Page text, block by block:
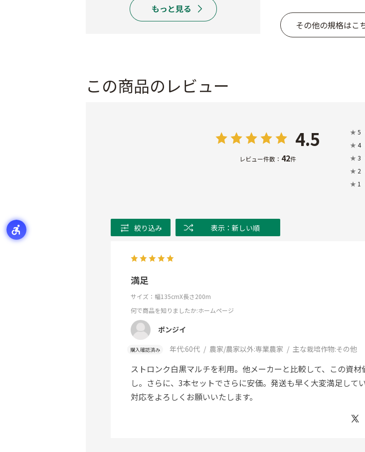
その他の規格はこ
この商品のレビュー
4.5
レビュー件数： 42件
★ 5
★ 4
★ 3
★ 2
★ 1
絞り込み 表示：新しい順
満足
サイズ：幅135cmX長さ200m
何で商品を知りましたか:ホームページ
ポンジイ
購入確認済み 年代:60代 農家/農家以外:専業農家 主な栽培作物:その他
ストロンク白黒マルチを利用。他メーカーと比較して、この資
し。さらに、3本セットでさらに安価。発送も早く大変満足して
対応をよろしくお願いいたします。